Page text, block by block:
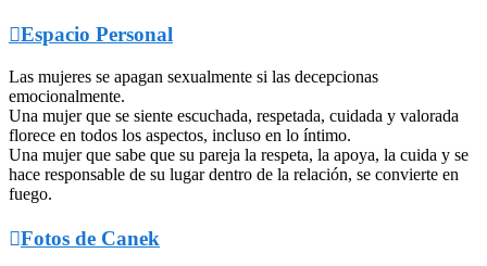
Espacio Personal
Las mujeres se apagan sexualmente si las decepcionas
emocionalmente.
Una mujer que se siente escuchada, respetada, cuidada y valorada
florece en todos los aspectos, incluso en lo íntimo.
Una mujer que sabe que su pareja la respeta, la apoya, la cuida y se
hace responsable de su lugar dentro de la relación, se convierte en
fuego.
Fotos de Canek